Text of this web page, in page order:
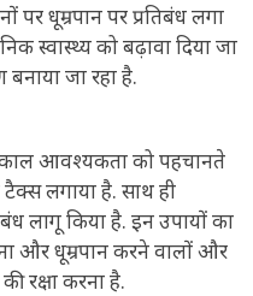
धूम्रपान पर प्रतिबंध लगा
स्वास्थ्य को बढ़ावा दिया जा
बनाया जा रहा है.
आवश्यकता को पहचानते
टैक्स लगाया है. साथ ही
लागू किया है. इन उपायों का
और धूम्रपान करने वालों और
रक्षा करना है.